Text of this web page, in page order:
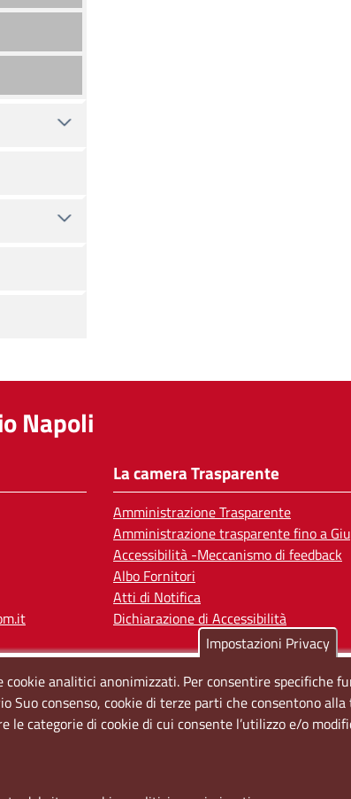
Napoli
La camera Trasparente
Amministrazione Trasparente
Amministrazione trasparente fino a
Accessibilità -Meccanismo di feedback
Albo Fornitori
Atti di Notifica
Dichiarazione di Accessibilità
Impostazioni Privacy
analitici anonimizzati. Per consentire specifiche
Suo consenso, cookie di terze parti che consentono
categorie di cookie di cui consente l’utilizzo e/o